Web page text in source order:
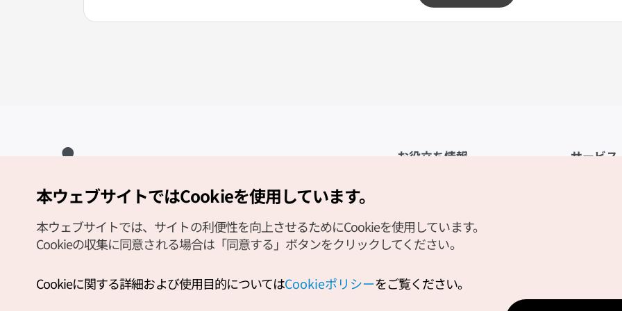
お役立ち情報
観光資料ダウンロード
デジタルブック／電子書籍
Odii
サービス
位置情報
Copyright (c) Korea Tourism Organization All Rights Reserved.
サイトエラー報告
公式メール
本ウェブサイトではCookieを使用しています。
本ウェブサイトでは、サイトの利便性を向上させるためにCookieを使用しています。
Cookieの収集に同意される場合は「同意する」ボタンをクリックしてください。
Cookieに関する詳細および使用目的についてはCookieポリシーをご覧ください。